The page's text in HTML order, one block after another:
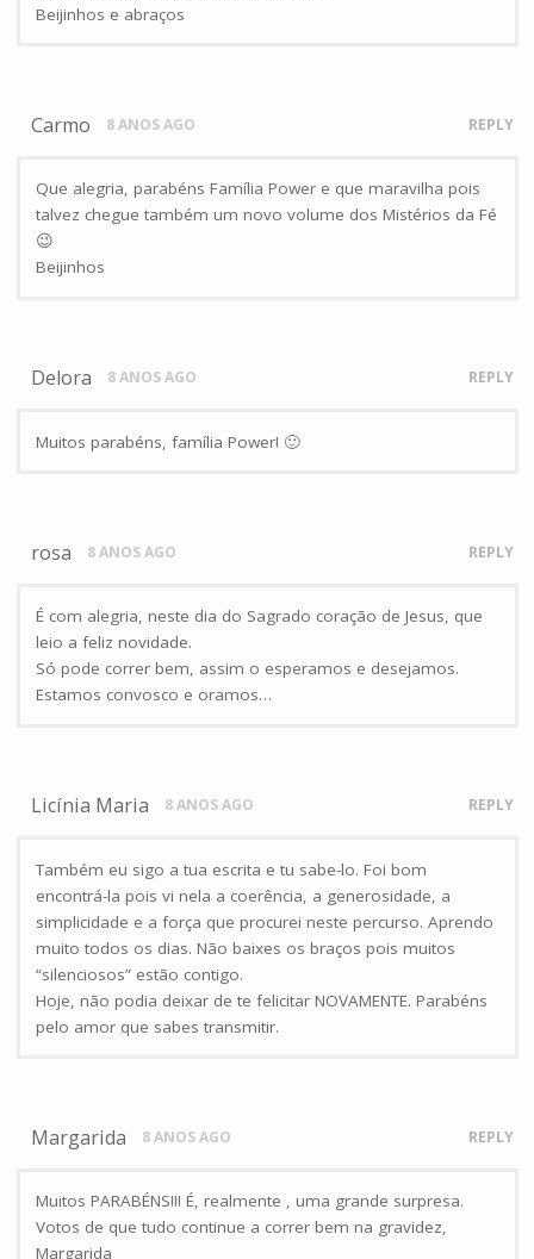
Beijinhos e abraços
Carmo 8 ANOS AGO REPLY
Que alegria, parabéns Família Power e que maravilha pois
talvez chegue também um novo volume dos Mistérios da Fé
😉
Beijinhos
Delora 8 ANOS AGO REPLY
Muitos parabéns, família Power! 🙂
rosa 8 ANOS AGO REPLY
É com alegria, neste dia do Sagrado coração de Jesus, que
leio a feliz novidade.
Só pode correr bem, assim o esperamos e desejamos.
Estamos convosco e oramos…
Licínia Maria 8 ANOS AGO REPLY
Também eu sigo a tua escrita e tu sabe-lo. Foi bom
encontrá-la pois vi nela a coerência, a generosidade, a
simplicidade e a força que procurei neste percurso. Aprendo
muito todos os dias. Não baixes os braços pois muitos
“silenciosos” estão contigo.
Hoje, não podia deixar de te felicitar NOVAMENTE. Parabéns
pelo amor que sabes transmitir.
Margarida 8 ANOS AGO REPLY
Muitos PARABÉNS!!! É, realmente , uma grande surpresa.
Votos de que tudo continue a correr bem na gravidez,
Margarida